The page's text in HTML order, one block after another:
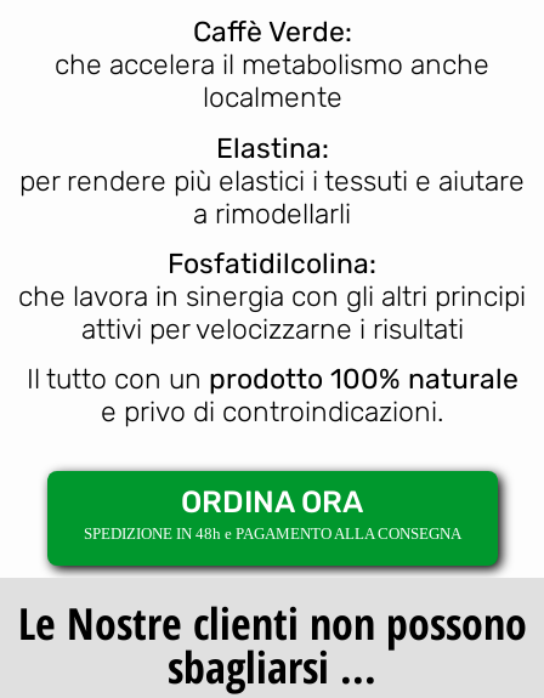
Caffè Verde:
che accelera il metabolismo anche
localmente
Elastina:
per rendere più elastici i tessuti e aiutare
a rimodellarli
Fosfatidilcolina:
che lavora in sinergia con gli altri principi
attivi per velocizzarne i risultati
Il tutto con un prodotto 100% naturale
e privo di controindicazioni.
ORDINA ORA
SPEDIZIONE IN 48h e PAGAMENTO ALLA CONSEGNA
Le Nostre clienti non possono
sbagliarsi ...